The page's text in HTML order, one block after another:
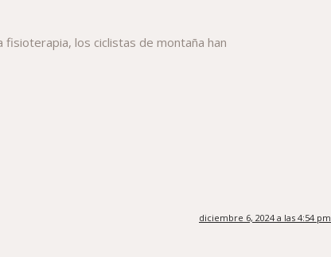
los ciclistas de montaña han
diciembre 6, 2024 a las 4:54 pm